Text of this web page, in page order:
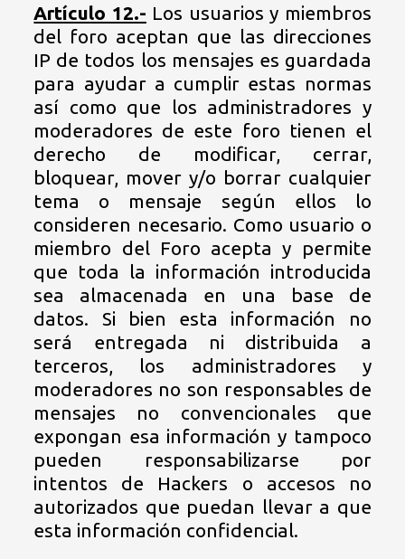
Artículo 12.- Los usuarios y miembros
del foro aceptan que las direcciones
IP de todos los mensajes es guardada
para ayudar a cumplir estas normas
así como que los administradores y
moderadores de este foro tienen el
derecho de modificar, cerrar,
bloquear, mover y/o borrar cualquier
tema o mensaje según ellos lo
consideren necesario. Como usuario o
miembro del Foro acepta y permite
que toda la información introducida
sea almacenada en una base de
datos. Si bien esta información no
será entregada ni distribuida a
terceros, los administradores y
moderadores no son responsables de
mensajes no convencionales que
expongan esa información y tampoco
pueden responsabilizarse por
intentos de Hackers o accesos no
autorizados que puedan llevar a que
esta información confidencial.